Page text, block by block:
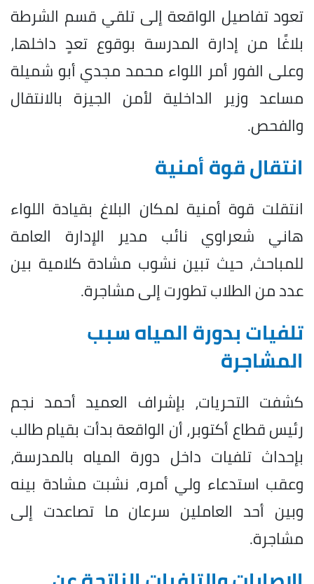
تعود تفاصيل الواقعة إلى تلقي قسم الشرطة
بلاغًا من إدارة المدرسة بوقوع تعدٍ داخلها،
وعلى الفور أمر اللواء محمد مجدي أبو شميلة
مساعد وزير الداخلية لأمن الجيزة بالانتقال
والفحص.
انتقال قوة أمنية
انتقلت قوة أمنية لمكان البلاغ بقيادة اللواء
هاني شعراوي نائب مدير الإدارة العامة
للمباحث، حيث تبين نشوب مشادة كلامية بين
عدد من الطلاب تطورت إلى مشاجرة.
تلفيات بدورة المياه سبب
المشاجرة
كشفت التحريات، بإشراف العميد أحمد نجم
رئيس قطاع أكتوبر، أن الواقعة بدأت بقيام طالب
بإحداث تلفيات داخل دورة المياه بالمدرسة،
وعقب استدعاء ولي أمره، نشبت مشادة بينه
وبين أحد العاملين سرعان ما تصاعدت إلى
مشاجرة.